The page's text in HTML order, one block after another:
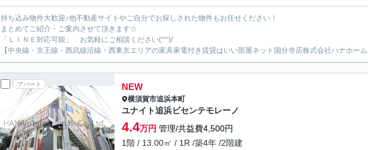
持ち込み物件大歓迎♪他不動産サイトやご自分でお探しされた物件もお任せください！
まとめてご紹介・ご案内させて頂きます☆
「ＬＩＮＥ対応可能」 お気軽にご相談ください(^^)/
【中央線・京王線・西武線沿線・西東京エリアの家具家電付き賃貸はいい部屋ネット国分寺店株式会社ハナホーム
アパート NEW
横須賀市追浜本町
ユナイト追浜ビセンテモレーノ
4.4万円 管理/共益費4,500円
1階 / 13.00㎡ / 1R /築4年 /2階建